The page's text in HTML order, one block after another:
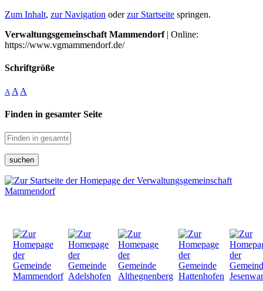
Zum Inhalt, zur Navigation oderzur Startseite springen.
Verwaltungsgemeinschaft Mammendorf| Online:
https://www.vgmammendorf.de/
Schriftgröße
A A A
Finden in gesamter Seite
suchen